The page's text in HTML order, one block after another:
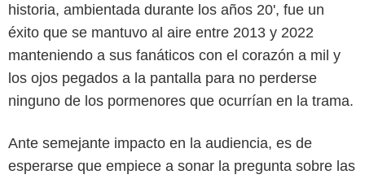
historia, ambientada durante los años 20', fue un
éxito que se mantuvo al aire entre 2013 y 2022
manteniendo a sus fanáticos con el corazón a mil y
los ojos pegados a la pantalla para no perderse
ninguno de los pormenores que ocurrían en la trama.
Ante semejante impacto en la audiencia, es de
esperarse que empiece a sonar la pregunta sobre las